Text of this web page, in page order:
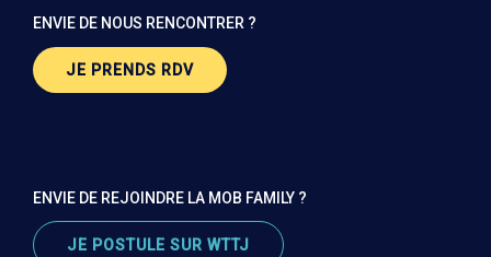
ENVIE DE NOUS RENCONTRER ?
JE PRENDS RDV
ENVIE DE REJOINDRE LA MOB FAMILY ?
JE POSTULE SUR WTTJ